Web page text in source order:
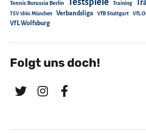
Tennis Borussia Berlin Training
TSV 1860 München Verbandsliga VfB Stuttgart VfL
VfL Wolfsburg
Folgt uns doch!